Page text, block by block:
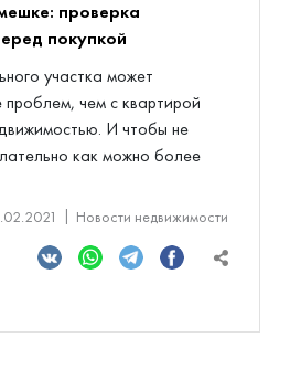
проверка
покупкой
участка может
чем с квартирой
И чтобы не
как можно более
Новости недвижимости